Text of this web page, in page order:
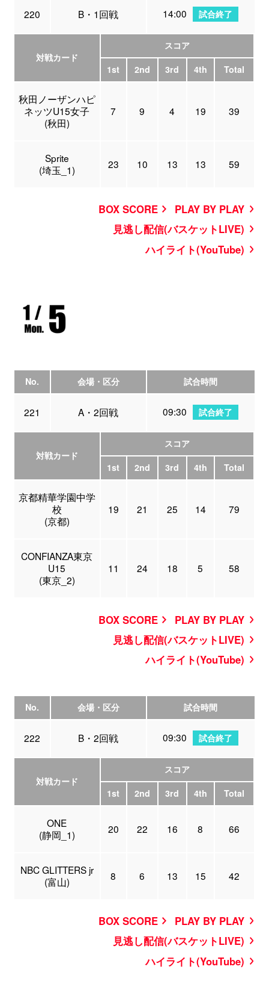
220 B・1回戦 14:00 試合終了
対戦カード
スコア
1st
2nd 3rd 4th Total
秋田ノーザンハピ
ネッツU15女子
(秋田)
7 9 4 19 39
Sprite
(埼玉_1)
23 10 13 13 59
BOX SCORE
PLAY BY PLAY
見逃し配信(バスケットLIVE)
ハイライト(YouTube)
No. 会場・区分 試合時間
221 A・2回戦 09:30 試合終了
対戦カード
スコア
1st
2nd 3rd 4th Total
京都精華学園中学
校
(京都)
19 21 25 14 79
CONFIANZA東京
U15
(東京_2)
11 24 18 5 58
BOX SCORE
PLAY BY PLAY
見逃し配信(バスケットLIVE)
ハイライト(YouTube)
No. 会場・区分 試合時間
222 B・2回戦 09:30 試合終了
対戦カード
スコア
1st
2nd 3rd 4th Total
ONE
(静岡_1)
20 22 16 8 66
NBC GLITTERS jr
(富山)
8 6 13 15 42
BOX SCORE
PLAY BY PLAY
見逃し配信(バスケットLIVE)
ハイライト(YouTube)